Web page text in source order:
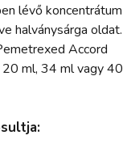
lévő koncentrátum
halványsárga oldat.
Accord
ml, 34 ml vagy 40